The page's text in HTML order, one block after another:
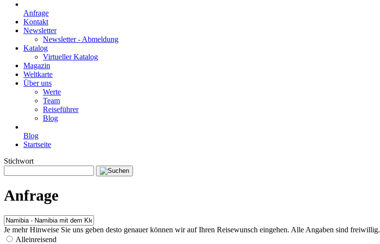
Anfrage
Kontakt
Newsletter
Newsletter - Abmeldung
Katalog
Virtueller Katalog
Magazin
Weltkarte
Über uns
Werte
Team
Reiseführer
Blog
Blog
Startseite
Stichwort
Anfrage
Je mehr Hinweise Sie uns geben desto genauer können wir auf Ihren Reisewunsch eingehen. Alle Angaben sind freiwillig.
Alleinreisend